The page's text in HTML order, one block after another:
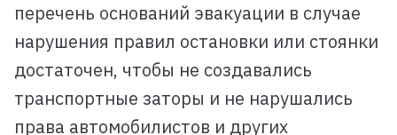
перечень оснований эвакуации в случае
нарушения правил остановки или стоянки
достаточен, чтобы не создавались
транспортные заторы и не нарушались
права автомобилистов и других